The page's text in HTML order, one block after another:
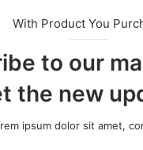
With Product You
to our
the new
ipsum dolor sit amet,